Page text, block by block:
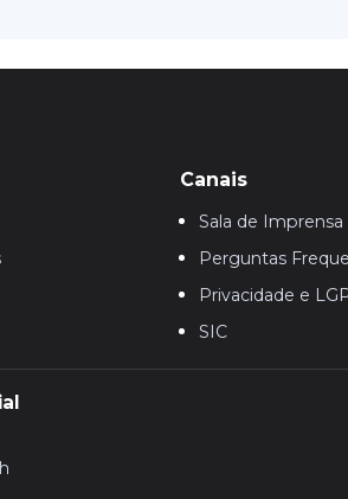
Canais
Sala de Imprensa
Perguntas
Privacidade e
SIC